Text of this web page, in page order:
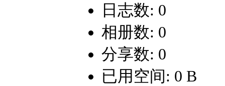
日志数: 0
相册数: 0
分享数: 0
已用空间: 0 B